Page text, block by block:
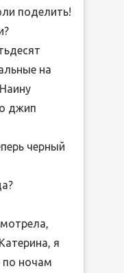
поделить!
на
джип
черный
я
по ночам